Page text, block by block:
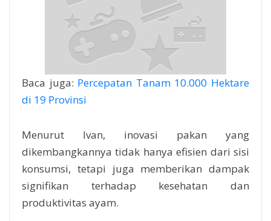
Baca juga: Percepatan Tanam 10.000 Hektare
di 19 Provinsi
Menurut Ivan, inovasi pakan yang
dikembangkannya tidak hanya efisien dari sisi
konsumsi, tetapi juga memberikan dampak
signifikan terhadap kesehatan dan
produktivitas ayam.